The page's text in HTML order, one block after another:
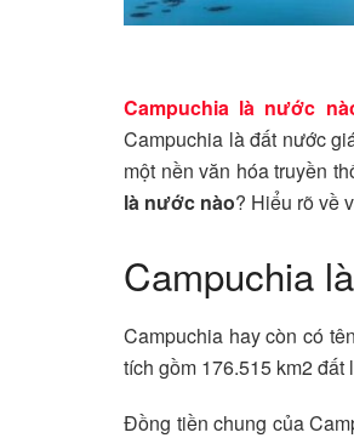
Campuchia là nước
Campuchia là đất nước
một nền văn hóa truyền
là nước nào? Hiểu rõ về
Campuchia
Campuchia hay còn có
tích gồm 176.515 km2
Đồng tiền chung của